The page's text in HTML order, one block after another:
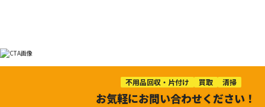
不用品回収・片付け 買取 清掃
お気軽にお問い合わせください！